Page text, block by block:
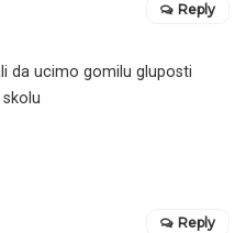
da ucimo gomilu gluposti
Reply
Reply